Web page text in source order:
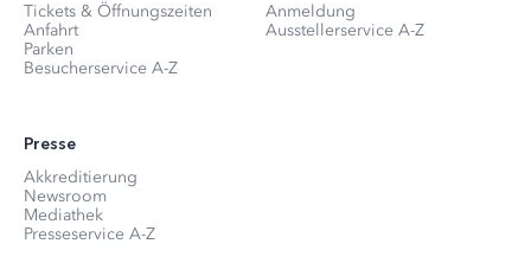
Tickets & Öffnungszeiten
Anfahrt
Parken
Besucherservice A-Z
Anmeldung
Ausstellerservice A-Z
Presse
Akkreditierung
Newsroom
Mediathek
Presseservice A-Z